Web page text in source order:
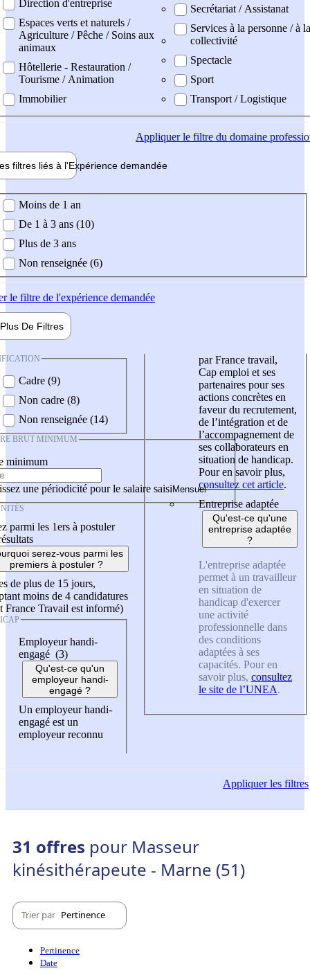
Direction d'entreprise
Espaces verts et naturels /
Agriculture / Pêche / Soins aux
animaux
Hôtellerie - Restauration /
Tourisme / Animation
Immobilier
Secrétariat / Assistanat
Services à la personne / à la
collectivité
Spectacle
Sport
Transport / Logistique
Appliquerle filtre du domaine
filtres liés à l'Expérience demandée
demandée
Moins de 1 an
De 1 à 3 ans (10)
Plus de 3 ans
Non renseignée (6)
le filtre de l'expérience demandée
Plus De Filtres
Cadre (9)
Non cadre (8)
Non renseignée (14)
BRUT MINIMUM
minimum
une périodicité pour le salaire saisi
parmi les 1ers à postuler
serez-vous parmi les
premiers à postuler ?
de plus de 15 jours,
moins de 4 candidatures
France Travail est informé)
Employeur handi-
engagé (3)
Qu'est-ce qu'un
employeur handi-
engagé ?
Un employeur handi-
engagé est un
employeur reconnu
par France travail,
Cap emploi et ses
partenaires pour ses
actions concrètes en
faveur du recrutement,
de l’intégration et de
l’accompagnement de
ses collaborateurs en
situation de handicap.
Pour en savoir plus,
consultez cet article.
Entreprise adaptée
Qu'est-ce qu'une
entreprise adaptée
?
L'entreprise adaptée
permet à un travailleur
en situation de
handicap d'exercer
une activité
professionnelle dans
des conditions
adaptées à ses
capacités. Pour en
savoir plus, consultez
le site de l’UNEA.
Appliquerles filtres
31 offres pour Masseur
kinésithérapeute - Marne (51)
Trier par Pertinence
Pertinence
Date